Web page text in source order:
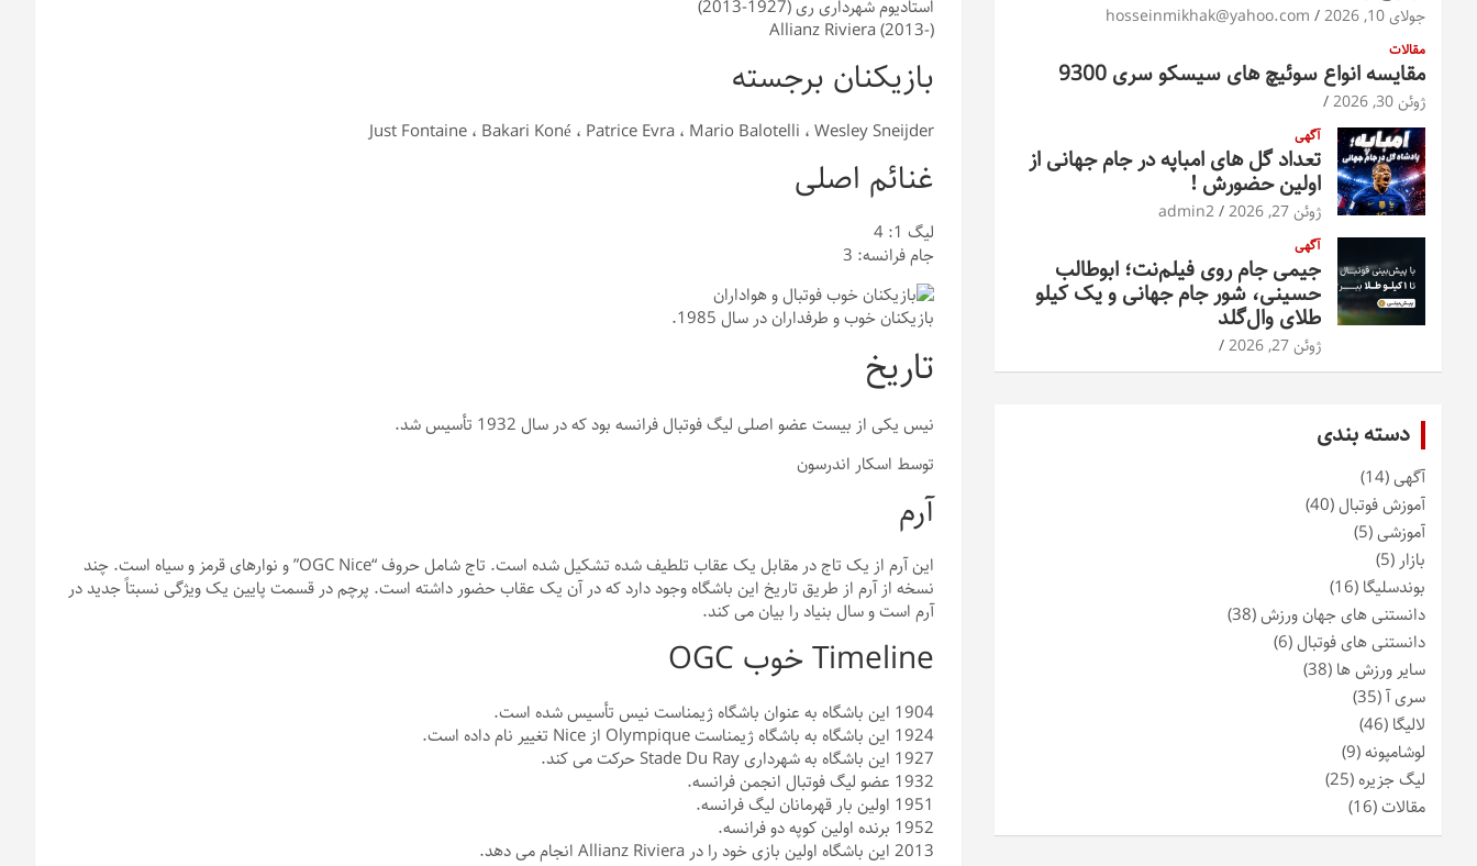
استادیوم شهرداری ری (1927-2013)
Allianz Riviera (2013-)
بازیکنان برجسته
Just Fontaine ، Bakari Koné ، Patrice Evra ، Mario Balotelli ، Wesley Sneijder
غنائم اصلی
لیگ 1: 4
جام فرانسه: 3
بازیکنان خوب و طرفداران در سال 1985.
تاریخ
نیس یکی از بیست عضو اصلی لیگ فوتبال فرانسه بود که در سال 1932 تأسیس شد.
توسط اسکار اندرسون
آرم
این آرم از یک تاج در مقابل یک عقاب تلطیف شده تشکیل شده است. تاج شامل حروف “OGC Nice” و نوارهای قرمز و سیاه است. چند
نسخه از آرم از طریق تاریخ این باشگاه وجود دارد که در آن یک عقاب حضور داشته است. پرچم در قسمت پایین یک ویژگی نسبتاً جدید در
آرم است و سال بنیاد را بیان می کند.
Timeline خوب OGC
1904 این باشگاه به عنوان باشگاه ژیمناست نیس تأسیس شده است.
1924 این باشگاه به باشگاه ژیمناست Olympique از Nice تغییر نام داده است.
1927 این باشگاه به شهرداری Stade Du Ray حرکت می کند.
1932 عضو لیگ فوتبال انجمن فرانسه.
1951 اولین بار قهرمانان لیگ فرانسه.
1952 برنده اولین کوپه دو فرانسه.
2013این باشگاه اولین بازی خود را در Allianz Riviera انجام می دهد.
جولای 10, 2026 hosseinmikhak@yahoo.com
مقالات
مقایسه انواع سوئیچ های سیسکو سری 9300
ژوئن 30, 2026
آگهی
تعداد گل های امباپه در جام جهانی از
اولین حضورش !
ژوئن 27, 2026 admin2
آگهی
جیمی جام روی فیلم‌نت؛ ابوطالب
حسینی، شور جام جهانی و یک کیلو
طلای وال‌گلد
ژوئن 27, 2026
دسته بندی
آگهی(14)
آموزش فوتبال(40)
آموزشی(5)
بازار (5)
بوندسلیگا (16)
دانستنی های جهان ورزش(38)
دانستنی های فوتبال(6)
سایر ورزش ها (38)
سری آ(35)
لالیگا (46)
لوشامپونه(9)
لیگ جزیره(25)
مقالات(16)